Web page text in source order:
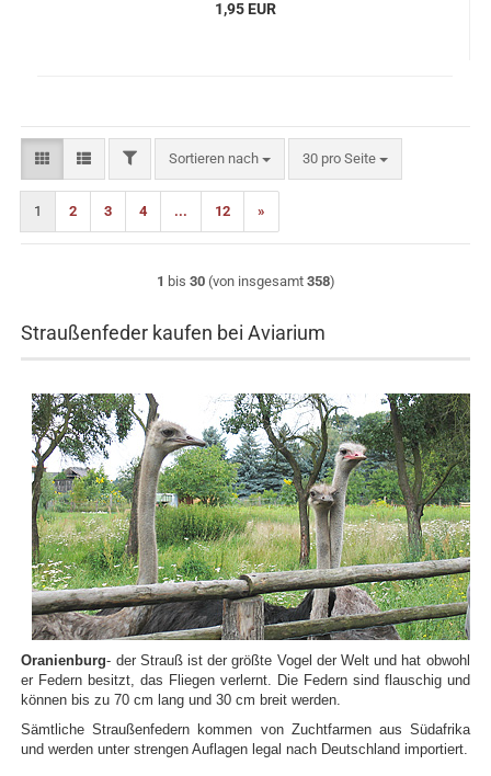
1,95 EUR
FILTERSortieren nach
Sortieren nach 30 pro Seite
pro Seite
1 2 3 4 ... 12 »
1 bis 30(von insgesamt 358)
Straußenfeder kaufen bei Aviarium
Oranienburg- der Strauß ist der größte Vogel der Welt und hat obwohl
er Federn besitzt, das Fliegen verlernt. Die Federn sind flauschig und
können bis zu 70 cm lang und 30 cm breit werden.
Sämtliche Straußenfedern kommen von Zuchtfarmen aus Südafrika
und werden unter strengen Auflagen legal nach Deutschland importiert.